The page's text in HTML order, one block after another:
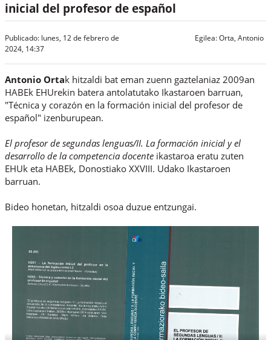
inicial del profesor de español
Publicado: lunes, 12 de febrero de
2024, 14:37
Egilea:Orta, Antonio
Antonio Ortak hitzaldi bat eman zuenn gaztelaniaz 2009an
HABEk EHUrekin batera antolatutako Ikastaroen barruan,
"Técnica y corazón en la formación inicial del profesor de
español" izenburupean.
El profesor de segundas lenguas/II. La formación inicial y el
desarrollo de la competencia docente ikastaroa eratu zuten
EHUk eta HABEk, Donostiako XXVIII. Udako Ikastaroen
barruan.
Bideo honetan, hitzaldi osoa duzue entzungai.